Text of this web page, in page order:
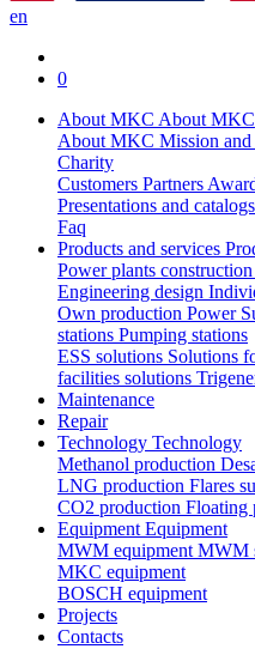
en
0
About MKC About MKC
About MKC Mission and
Charity
Customers Partners
Presentations and catalogs
Faq
Products and services
Power plants construction
Engineering design
Own production Power
stations Pumping stations
ESS solutions Solutions
facilities solutions
Maintenance
Repair
Technology Technology
Methanol production
LNG production Flares
СО2 production Floating
EquipmentEquipment
MWM equipmentMWM
MKC equipment
BOSCH equipment
Projects
Contacts